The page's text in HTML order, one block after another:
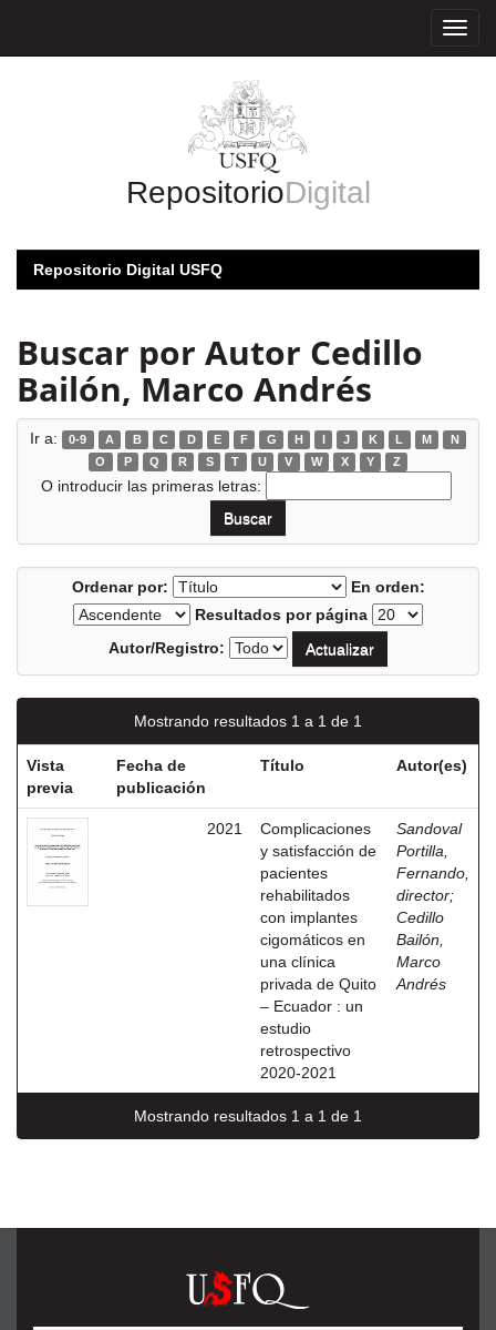
RepositorioDigital
Repositorio Digital USFQ
Buscar por Autor Cedillo
Bailón, Marco Andrés
Ir a: 0-9 A B C D E F G H I J K L M
N
O
P Q R S T U V W X Y Z
O introducir las primeras letras:
Ordenar por:
En orden:
Resultados por página
Autor/Registro:
Mostrando resultados 1 a 1 de 1
Vista
previa
Fecha de
publicación
Título Autor(es)
2021
Complicaciones
y satisfacción de
pacientes
rehabilitados
con implantes
cigomáticos en
una clínica
privada de Quito
– Ecuador : un
estudio
retrospectivo
2020-2021
Sandoval
Portilla,
Fernando,
director;
Cedillo
Bailón,
Marco
Andrés
Mostrando resultados 1 a 1 de 1